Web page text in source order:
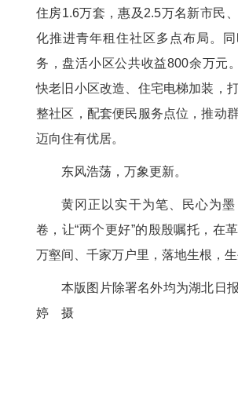
住房1.6万套，惠及2.5万名新市民
化推进青年租住社区多点布局。
务，盘活小区公共收益800余万元
快老旧小区改造、住宅电梯加装，
整社区，配套便民服务点位，推动
迈向住有优居。
东风浩荡，万象更新。
黄冈正以实干为笔、民心为
卷，让“两个更好”的殷殷嘱托，在
万壑间、千家万户里，落地生根，生
本版图片除署名外均为湖北日
婷 摄